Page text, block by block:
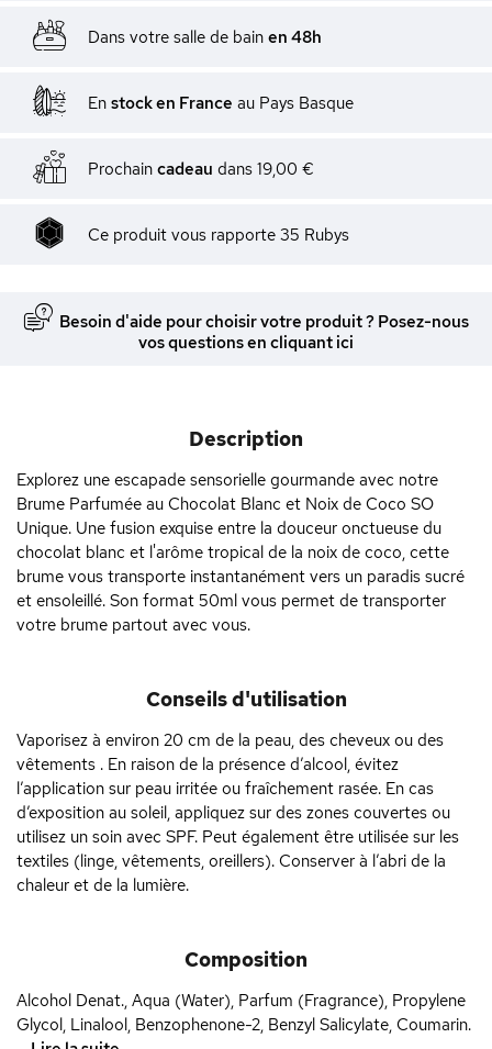
Dans votre salle de bain en 48h
En stock en France au Pays Basque
Prochain cadeau dans 19,00 €
Ce produit vous rapporte 35 Rubys
Besoin d'aide pour choisir votre produit ? Posez-nous
vos questions en cliquant ici
Description
Explorez une escapade sensorielle gourmande avec notre
Brume Parfumée au Chocolat Blanc et Noix de Coco SO
Unique. Une fusion exquise entre la douceur onctueuse du
chocolat blanc et l'arôme tropical de la noix de coco, cette
brume vous transporte instantanément vers un paradis sucré
et ensoleillé. Son format 50ml vous permet de transporter
votre brume partout avec vous.
Conseils d'utilisation
Vaporisez à environ 20 cm de la peau, des cheveux ou des
vêtements . En raison de la présence d’alcool, évitez
l’application sur peau irritée ou fraîchement rasée. En cas
d’exposition au soleil, appliquez sur des zones couvertes ou
utilisez un soin avec SPF. Peut également être utilisée sur les
textiles (linge, vêtements, oreillers). Conserver à l’abri de la
chaleur et de la lumière.
Composition
Alcohol Denat., Aqua (Water), Parfum (Fragrance), Propylene
Glycol, Linalool, Benzophenone-2, Benzyl Salicylate, Coumarin.